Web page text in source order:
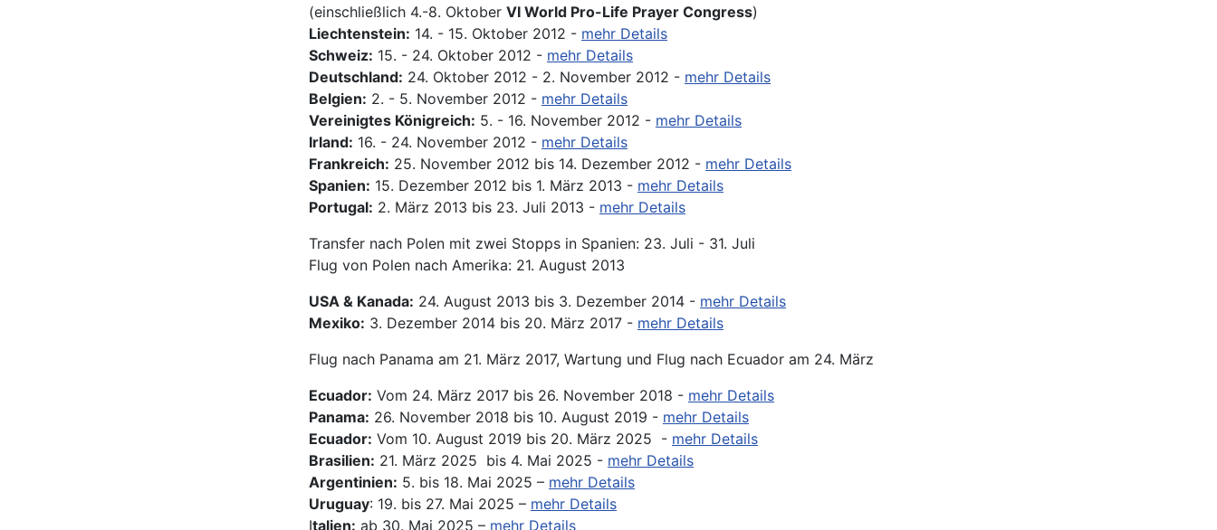
(einschließlich 4.-8. Oktober VI World Pro-Life Prayer Congress)
Liechtenstein: 14. - 15. Oktober 2012 - mehr Details
Schweiz: 15. - 24. Oktober 2012 - mehr Details
Deutschland: 24. Oktober 2012 - 2. November 2012 - mehr Details
Belgien: 2. - 5. November 2012 - mehr Details
Vereinigtes Königreich: 5. - 16. November 2012 - mehr Details
Irland: 16. - 24. November 2012 - mehr Details
Frankreich: 25. November 2012 bis 14. Dezember 2012 - mehr Details
Spanien: 15. Dezember 2012 bis 1. März 2013 - mehr Details
Portugal: 2. März 2013 bis 23. Juli 2013 - mehr Details
Transfer nach Polen mit zwei Stopps in Spanien: 23. Juli - 31. Juli
Flug von Polen nach Amerika: 21. August 2013
USA & Kanada: 24. August 2013 bis 3. Dezember 2014 - mehr Details
Mexiko: 3. Dezember 2014 bis 20. März 2017 - mehr Details
Flug nach Panama am 21. März 2017, Wartung und Flug nach Ecuador am 24. März
Ecuador: Vom 24. März 2017 bis 26. November 2018 - mehr Details
Panama: 26. November 2018 bis 10. August 2019 - mehr Details
Ecuador: Vom 10. August 2019 bis 20. März 2025 - mehr Details
Brasilien: 21. März 2025 bis 4. Mai 2025 - mehr Details
Argentinien: 5. bis 18. Mai 2025 – mehr Details
Uruguay: 19. bis 27. Mai 2025 – mehr Details
Italien: ab 30. Mai 2025 – mehr Details